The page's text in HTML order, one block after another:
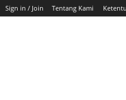
Sign in / Join Tentang Kami